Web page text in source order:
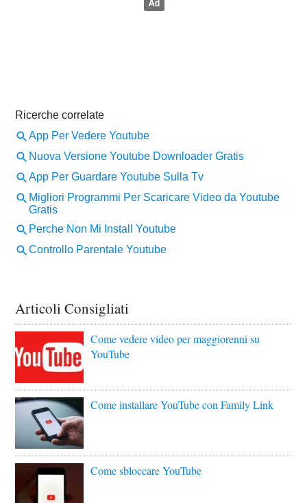
Articoli Consigliati
Come vedere video per maggiorenni su
YouTube
Come installare YouTube con Family Link
Come sbloccare YouTube